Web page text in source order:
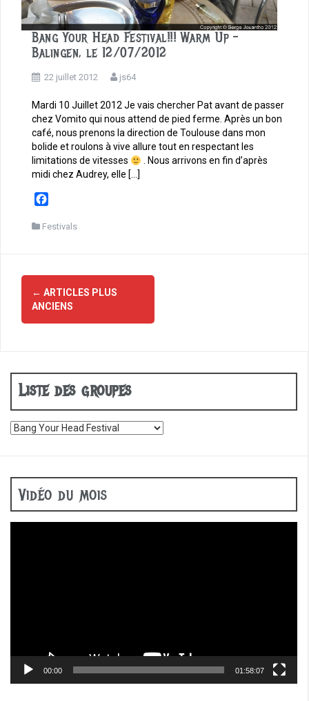
Bang Your Head Festival!!! Warm Up –
Balingen, le 12/07/2012
22 juillet 2012 js64
Mardi 10 Juillet 2012 Je vais chercher Pat avant de passer
chez Vomito qui nous attend de pied ferme. Après un bon
café, nous prenons la direction de Toulouse dans mon
bolide et roulons à vive allure tout en respectant les
limitations de vitesses
. Nous arrivons en fin d’après
midi chez Audrey, elle […]
c
k
Festivals
Navigation
des
articles
← ARTICLES PLUS
ANCIENS
Liste des groupes
Vidéo du mois
00:00 01:58:07